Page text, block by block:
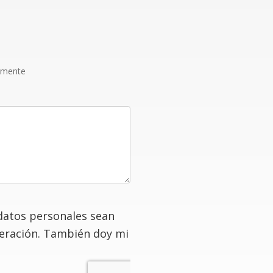
personales sean
También doy mi